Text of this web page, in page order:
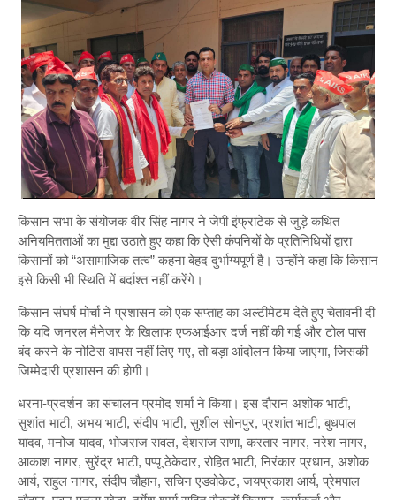
किसान सभा के संयोजक वीर सिंह नागर ने जेपी इंफ्राटेक से जुड़े कथित
अनियमितताओं का मुद्दा उठाते हुए कहा कि ऐसी कंपनियों के प्रतिनिधियों द्वारा
किसानों को “असामाजिक तत्व” कहना बेहद दुर्भाग्यपूर्ण है। उन्होंने कहा कि किसान
इसे किसी भी स्थिति में बर्दाश्त नहीं करेंगे।
किसान संघर्ष मोर्चा ने प्रशासन को एक सप्ताह का अल्टीमेटम देते हुए चेतावनी दी
कि यदि जनरल मैनेजर के खिलाफ एफआईआर दर्ज नहीं की गई और टोल पास
बंद करने के नोटिस वापस नहीं लिए गए, तो बड़ा आंदोलन किया जाएगा, जिसकी
जिम्मेदारी प्रशासन की होगी।
धरना-प्रदर्शन का संचालन प्रमोद शर्मा ने किया। इस दौरान अशोक भाटी,
सुशांत भाटी, अभय भाटी, संदीप भाटी, सुशील सोनपुर, प्रशांत भाटी, बुधपाल
यादव, मनोज यादव, भोजराज रावल, देशराज राणा, करतार नागर, नरेश नागर,
आकाश नागर, सुरेंद्र भाटी, पप्पू ठेकेदार, रोहित भाटी, निरंकार प्रधान, अशोक
आर्य, राहुल नागर, संदीप चौहान, सचिन एडवोकेट, जयप्रकाश आर्य, प्रेमपाल